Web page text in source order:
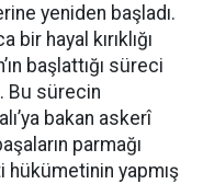
yeniden başladı.
hayal kırıklığı
başlattığı süreci
Bu sürecin
bakan askerî
parmağı
yapmış